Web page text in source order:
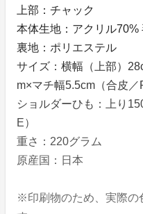
上部：チャック
本体生地：アクリル70%
裏地：ポリエステル
サイズ：横幅（上部）
m×マチ幅5.5cm（合皮／
ショルダーひも：上り
E）
重さ：220グラム
原産国：日本
※印刷物のため、実際の